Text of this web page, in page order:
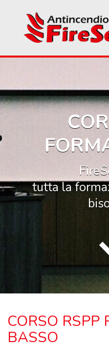
content
tutta la
CORSO RSPP
BASSO